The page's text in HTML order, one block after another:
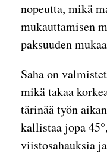
nopeutta, mikä
mukauttamisen
paksuuden
Saha on
mikä takaa
tärinää työn
kallistaa jopa
viistosahauksia